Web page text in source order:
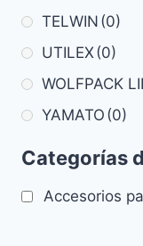
TELWIN (0)
UTILEX(0)
WOLFPACK
YAMATO (0)
Categorías
Accesorios